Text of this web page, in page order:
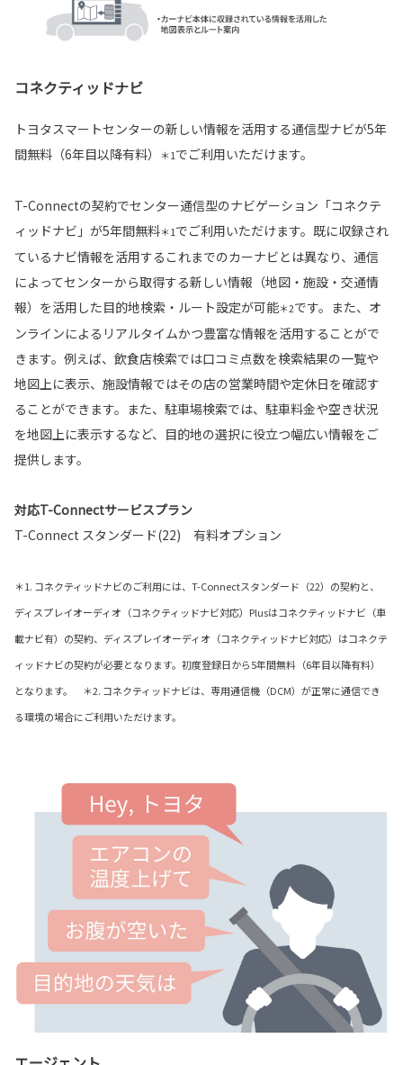
コネクティッドナビ
トヨタスマートセンターの新しい情報を活用する通信型ナビが5年
間無料（6年目以降有料）
＊1でご利用いただけます。
T-Connectの契約でセンター通信型のナビゲーション「コネクテ
ィッドナビ」が5年間無料＊1でご利用いただけます。既に収録され
ているナビ情報を活用するこれまでのカーナビとは異なり、通信
によってセンターから取得する新しい情報（地図・施設・交通情
報）を活用した目的地検索・ルート設定が可能＊2です。また、オ
ンラインによるリアルタイムかつ豊富な情報を活用することがで
きます。例えば、飲食店検索では口コミ点数を検索結果の一覧や
地図上に表示、施設情報ではその店の営業時間や定休日を確認す
ることができます。また、駐車場検索では、駐車料金や空き状況
を地図上に表示するなど、目的地の選択に役立つ幅広い情報をご
提供します。
対応T-Connectサービスプラン
T-Connect スタンダード(22) 有料オプション
＊1. コネクティッドナビのご利用には、T-Connectスタンダード（22）の契約と、
ディスプレイオーディオ（コネクティッドナビ対応）Plusはコネクティッドナビ（車
載ナビ有）の契約、ディスプレイオーディオ（コネクティッドナビ対応）はコネクテ
ィッドナビの契約が必要となります。初度登録日から5年間無料（6年目以降有料）
となります。 ＊2. コネクティッドナビは、専用通信機（DCM）が正常に通信でき
る環境の場合にご利用いただけます。